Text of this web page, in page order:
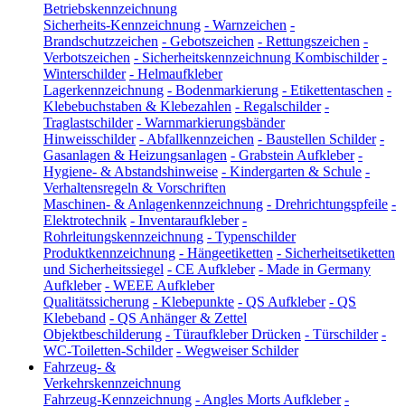
Betriebskennzeichnung
Sicherheits-Kennzeichnung - Warnzeichen -
Brandschutzzeichen - Gebotszeichen - Rettungszeichen -
Verbotszeichen - Sicherheitskennzeichnung Kombischilder -
Winterschilder - Helmaufkleber
Lagerkennzeichnung - Bodenmarkierung - Etikettentaschen -
Klebebuchstaben & Klebezahlen - Regalschilder -
Traglastschilder - Warnmarkierungsbänder
Hinweisschilder - Abfallkennzeichen - Baustellen Schilder -
Gasanlagen & Heizungsanlagen - Grabstein Aufkleber -
Hygiene- & Abstandshinweise - Kindergarten & Schule -
Verhaltensregeln & Vorschriften
Maschinen- & Anlagenkennzeichnung - Drehrichtungspfeile -
Elektrotechnik - Inventaraufkleber -
Rohrleitungskennzeichnung - Typenschilder
Produktkennzeichnung - Hängeetiketten - Sicherheitsetiketten
und Sicherheitssiegel - CE Aufkleber - Made in Germany
Aufkleber - WEEE Aufkleber
Qualitätssicherung - Klebepunkte - QS Aufkleber - QS
Klebeband - QS Anhänger & Zettel
Objektbeschilderung - Türaufkleber Drücken - Türschilder -
WC-Toiletten-Schilder - Wegweiser Schilder
Fahrzeug- &
Verkehrskennzeichnung
Fahrzeug-Kennzeichnung - Angles Morts Aufkleber -